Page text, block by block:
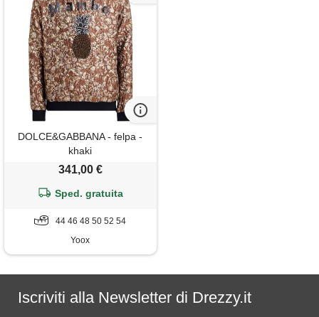
DOLCE&GABBANA - felpa -
khaki
341,00 €
Sped. gratuita
44 46 48 50 52 54
Yoox
Iscriviti alla Newsletter di Drezzy.it